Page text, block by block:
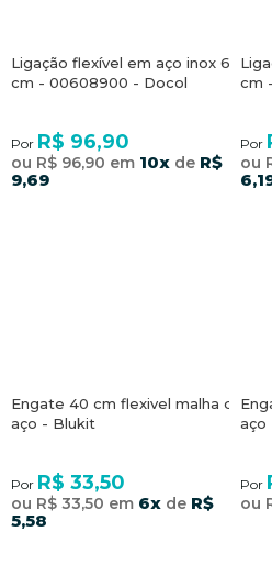
Ligação flexível em aço inox 60
cm - 00608900 - Docol
Por R$ 96,90
ou R$ 96,90 em 10xde R$
9,69
cm
Por
ou
Engate 40 cm flexivel malha de
aço - Blukit
Por R$ 33,50
ou R$ 33,50 em 6xde R$
5,58
aço
Por
ou